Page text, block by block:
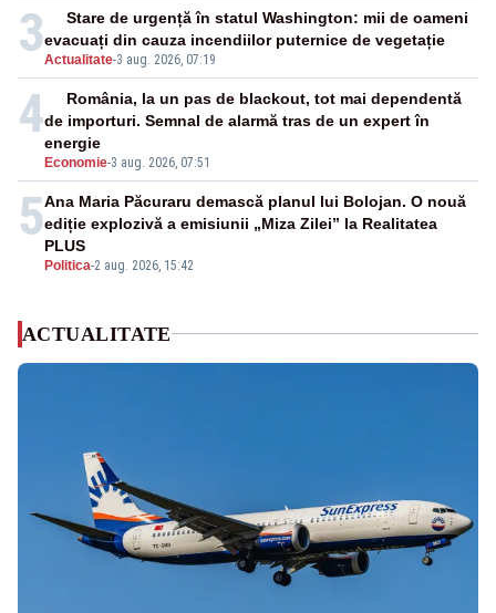
3Actualitate-3 aug. 2026, 07:19
Stare de urgență în statul Washington: mii de oameni
evacuați din cauza incendiilor puternice de vegetație
4
Economie-3 aug. 2026, 07:51
România, la un pas de blackout, tot mai dependentă
de importuri. Semnal de alarmă tras de un expert în
energie
5
Politica-2 aug. 2026, 15:42
Ana Maria Păcuraru demască planul lui Bolojan. O nouă
ediție explozivă a emisiunii „Miza Zilei” la Realitatea
PLUS
ACTUALITATE